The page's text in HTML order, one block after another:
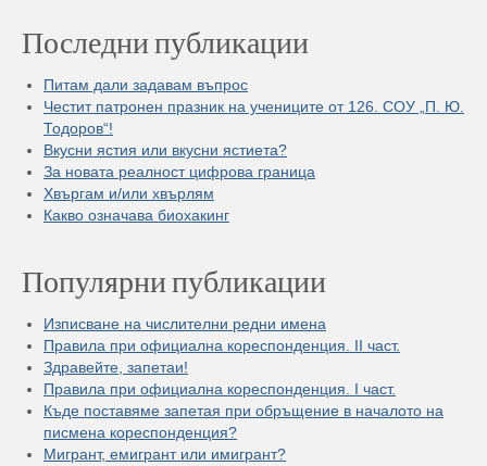
Последни публикации
Питам дали задавам въпрос
Честит патронен празник на учениците от 126. СОУ „П. Ю.
Тодоров“!
Вкусни ястия или вкусни ястиета?
За новата реалност цифрова граница
Хвъргам и/или хвърлям
Какво означава биохакинг
Популярни публикации
Изписване на числителни редни имена
Правила при официална кореспонденция. II част.
Здравейте, запетаи!
Правила при официална кореспонденция. I част.
Къде поставяме запетая при обръщение в началото на
писмена кореспонденция?
Мигрант, емигрант или имигрант?